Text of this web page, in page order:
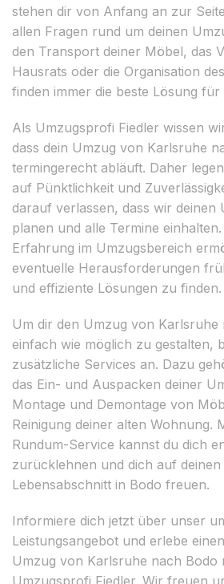
stehen dir von Anfang an zur
allen Fragen rund um deinen
den Transport deiner Möbel, das
Hausrats oder die Organisation
finden immer die beste Lösung für
Als Umzugsprofi Fiedler wissen
dass dein Umzug von Karlsruhe
termingerecht abläuft. Daher
auf Pünktlichkeit und
darauf verlassen, dass wir deinen
planen und alle Termine
Erfahrung im Umzugsbereich
eventuelle Herausforderungen
und effiziente Lösungen zu finden.
Um dir den Umzug von Karlsruhe
einfach wie möglich zu gestalten,
zusätzliche Services an. Dazu
das Ein- und Auspacken deiner
Montage und Demontage von
Reinigung deiner alten Wohnung.
Rundum-Service kannst du dich
zurücklehnen und dich auf deinen
Lebensabschnitt in Bodo freuen.
Informiere dich jetzt über unser
Leistungsangebot und erlebe
Umzug von Karlsruhe nach Bodo
Umzugsprofi Fiedler. Wir freuen